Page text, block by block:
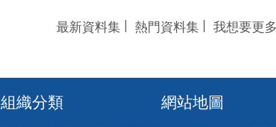
最新資料集 熱門資料集 我想要更多
組織分類 網站地圖